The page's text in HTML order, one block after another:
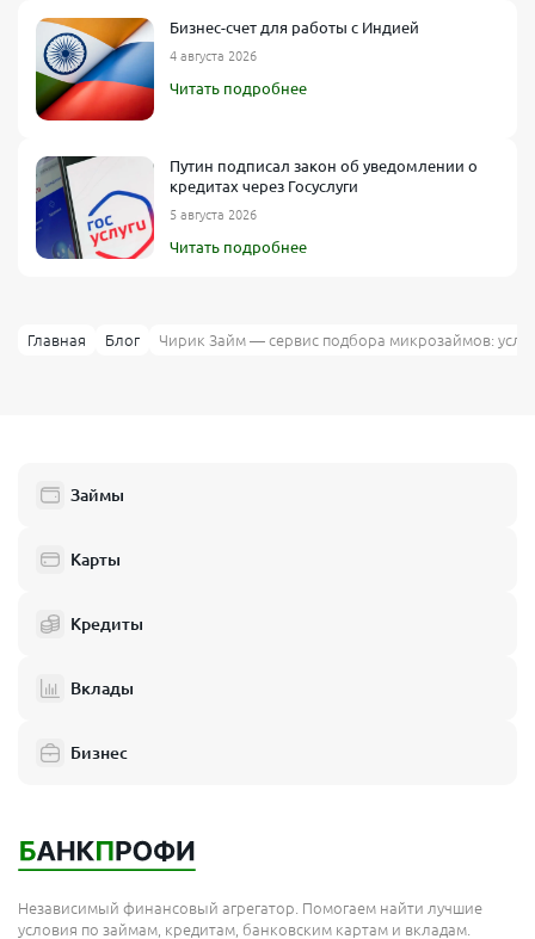
Бизнес-счет для работы с Индией
4 августа 2026
Читать подробнее
Путин подписал закон об уведомлении о
кредитах через Госуслуги
5 августа 2026
Читать подробнее
Главная Блог Чирик Займ — сервис подбора микрозаймов:
Займы
Карты
Кредиты
Вклады
Бизнес
Независимый финансовый агрегатор. Помогаем найти лучшие
условия по займам, кредитам, банковским картам и вкладам.